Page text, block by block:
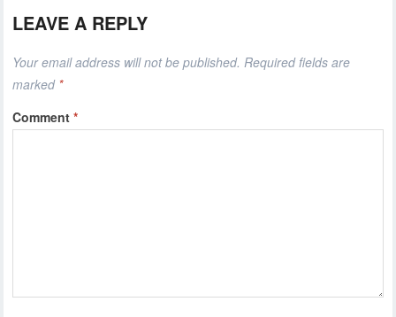
LEAVE A REPLY
Your email address will not be published. Required fields are
marked *
Comment*